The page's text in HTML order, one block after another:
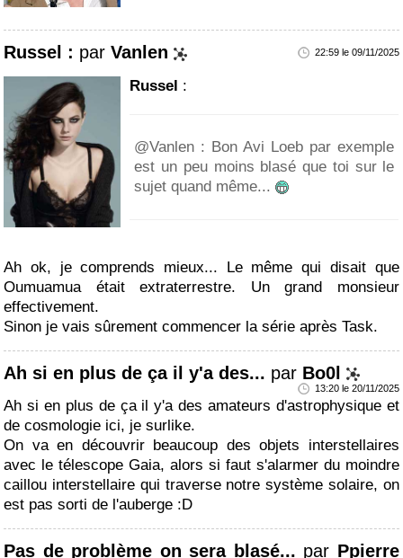
Russel : parVanlen 22:59 le 09/11/2025
Russel :
@Vanlen : Bon Avi Loeb par exemple
est un peu moins blasé que toi sur le
sujet quand même...
Ah ok, je comprends mieux... Le même qui disait que
Oumuamua était extraterrestre. Un grand monsieur
effectivement.
Sinon je vais sûrement commencer la série après Task.
Ah si en plus de ça il y'a des... par Bo0l
13:20 le 20/11/2025
Ah si en plus de ça il y'a des amateurs d'astrophysique et
de cosmologie ici, je surlike.
On va en découvrir beaucoup des objets interstellaires
avec le télescope Gaia, alors si faut s'alarmer du moindre
caillou interstellaire qui traverse notre système solaire, on
est pas sorti de l'auberge :D
Pas de problème on sera blasé... par Ppierre